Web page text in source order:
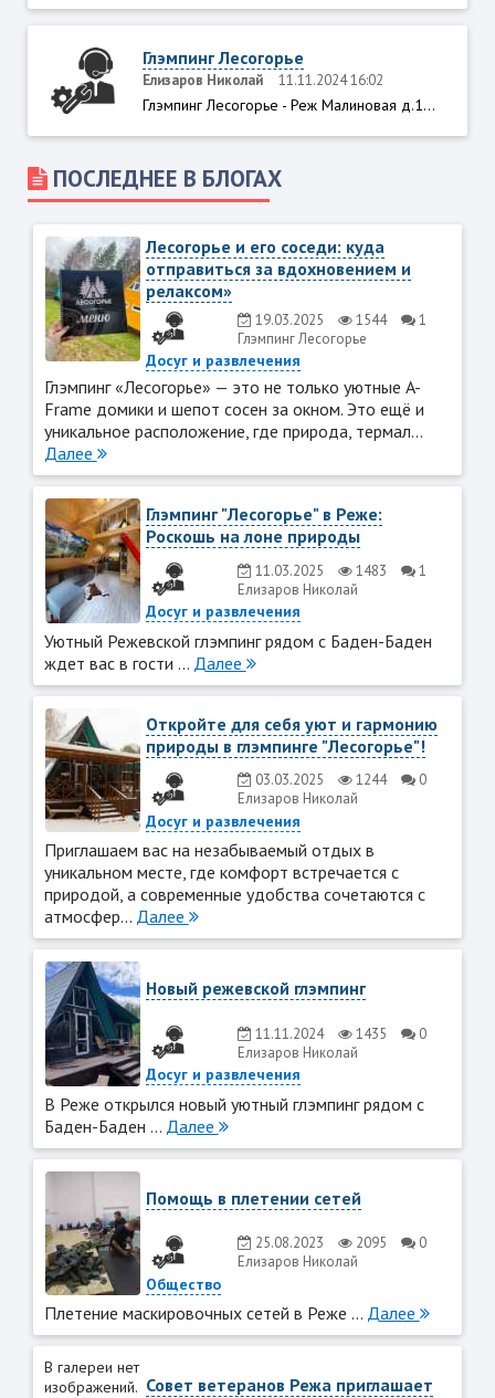
Глэмпинг Лесогорье
Елизаров Николай 11.11.2024 16:02
Глэмпинг Лесогорье - Реж Малиновая д.1...
ПОСЛЕДНЕЕ В БЛОГАХ
Лесогорье и его соседи: куда
отправиться за вдохновением и
релаксом»
19.03.2025 1544
1
Глэмпинг Лесогорье
Досуг и развлечения
Глэмпинг «Лесогорье» — это не только уютные A-
Frame домики и шепот сосен за окном. Это ещё и
уникальное расположение, где природа, термал...
Далее
Глэмпинг "Лесогорье" в Реже:
Роскошь на лоне природы
11.03.2025 1483
1
Елизаров Николай
Досуг и развлечения
Уютный Режевской глэмпинг рядом с Баден-Баден
ждет вас в гости ... Далее
Откройте для себя уют и гармонию
природы в глэмпинге "Лесогорье"!
03.03.2025 1244
0
Елизаров Николай
Досуг и развлечения
Приглашаем вас на незабываемый отдых в
уникальном месте, где комфорт встречается с
природой, а современные удобства сочетаются с
атмосфер... Далее
Новый режевской глэмпинг
11.11.2024 1435
0
Елизаров Николай
Досуг и развлечения
В Реже открылся новый уютный глэмпинг рядом с
Баден-Баден ... Далее
Помощь в плетении сетей
25.08.2023 2095
0
Елизаров Николай
Общество
Плетение маскировочных сетей в Реже ... Далее
В галереи нет
изображений. Совет ветеранов Режа приглашает